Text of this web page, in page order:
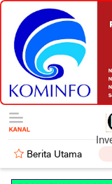
Berita Utama